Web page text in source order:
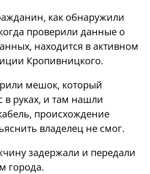
как обнаружили
проверили данные о
находится в активном
Кропивницкого.
мешок, который
руках, и там нашли
происхождение
владелец не смог.
задержали и передали
города.